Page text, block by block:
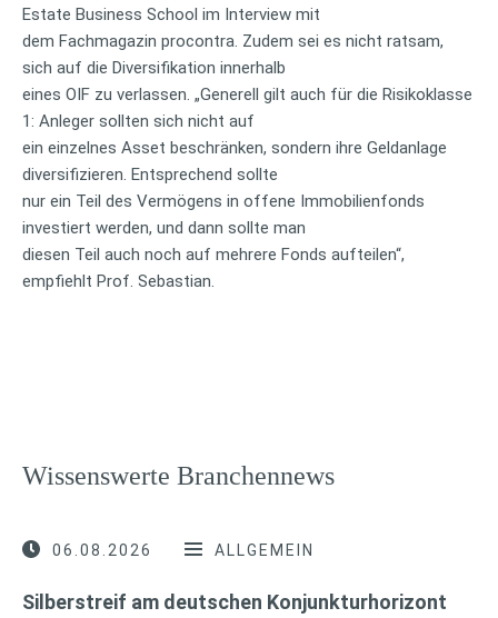
Estate Business School im Interview mit
dem Fachmagazin procontra. Zudem sei es nicht ratsam,
sich auf die Diversifikation innerhalb
eines OIF zu verlassen. „Generell gilt auch für die Risikoklasse
1: Anleger sollten sich nicht auf
ein einzelnes Asset beschränken, sondern ihre Geldanlage
diversifizieren. Entsprechend sollte
nur ein Teil des Vermögens in offene Immobilienfonds
investiert werden, und dann sollte man
diesen Teil auch noch auf mehrere Fonds aufteilen“,
empfiehlt Prof. Sebastian.
Wissenswerte Branchennews
06.08.2026 ALLGEMEIN
Silberstreif am deutschen Konjunkturhorizont